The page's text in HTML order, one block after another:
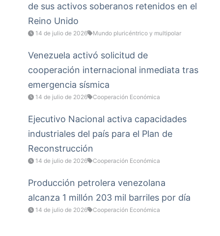
de sus activos soberanos retenidos en el
Reino Unido
14 de julio de 2026 Mundo pluricéntrico y multipolar
Venezuela activó solicitud de
cooperación internacional inmediata tras
emergencia sísmica
14 de julio de 2026 Cooperación Económica
Ejecutivo Nacional activa capacidades
industriales del país para el Plan de
Reconstrucción
14 de julio de 2026 Cooperación Económica
Producción petrolera venezolana
alcanza 1 millón 203 mil barriles por día
14 de julio de 2026 Cooperación Económica